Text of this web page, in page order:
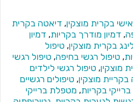
אישי בקרית מוצקין, דיאטה בקרית
, דמיון מודרך בקריות, דמיון
בקרית מוצקין, טיפול
, טיפול רגשי בחיפה, טיפול רגשי
מוצקין, טיפול רגשי לילדים
בקריית מוצקין, טיפולים רגשיים
בקריות, מטפלת ברייקי